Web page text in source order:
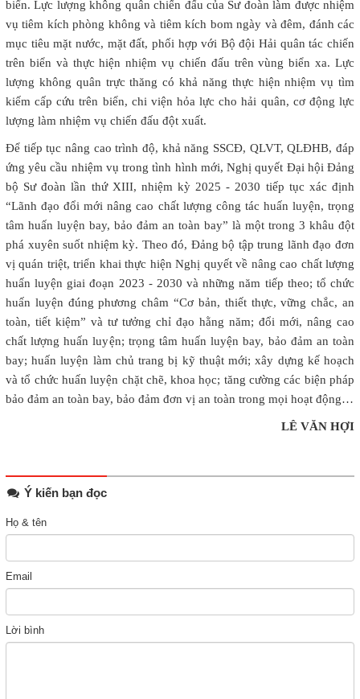
biển. Lực lượng không quân chiến đấu của Sư đoàn làm được nhiệm
vụ tiêm kích phòng không và tiêm kích bom ngày và đêm, đánh các
mục tiêu mặt nước, mặt đất, phối hợp với Bộ đội Hải quân tác chiến
trên biển và thực hiện nhiệm vụ chiến đấu trên vùng biển xa. Lực
lượng không quân trực thăng có khả năng thực hiện nhiệm vụ tìm
kiếm cấp cứu trên biển, chi viện hỏa lực cho hải quân, cơ động lực
lượng làm nhiệm vụ chiến đấu đột xuất.
Để tiếp tục nâng cao trình độ, khả năng SSCĐ, QLVT, QLĐHB, đáp
ứng yêu cầu nhiệm vụ trong tình hình mới, Nghị quyết Đại hội Đảng
bộ Sư đoàn lần thứ XIII, nhiệm kỳ 2025 - 2030 tiếp tục xác định
“Lãnh đạo đổi mới nâng cao chất lượng công tác huấn luyện, trọng
tâm huấn luyện bay, bảo đảm an toàn bay” là một trong 3 khâu đột
phá xuyên suốt nhiệm kỳ. Theo đó, Đảng bộ tập trung lãnh đạo đơn
vị quán triệt, triển khai thực hiện Nghị quyết về nâng cao chất lượng
huấn luyện giai đoạn 2023 - 2030 và những năm tiếp theo; tổ chức
huấn luyện đúng phương châm “Cơ bản, thiết thực, vững chắc, an
toàn, tiết kiệm” và tư tưởng chỉ đạo hằng năm; đổi mới, nâng cao
chất lượng huấn luyện; trọng tâm huấn luyện bay, bảo đảm an toàn
bay; huấn luyện làm chủ trang bị kỹ thuật mới; xây dựng kế hoạch
và tổ chức huấn luyện chặt chẽ, khoa học; tăng cường các biện pháp
bảo đảm an toàn bay, bảo đảm đơn vị an toàn trong mọi hoạt động…
LÊ VĂN HỢI
Ý kiến bạn đọc
Họ & tên
Email
Lời bình